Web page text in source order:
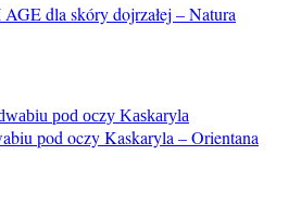
dla skóry dojrzałej – Natura
pod oczy Kaskaryla – Orientana